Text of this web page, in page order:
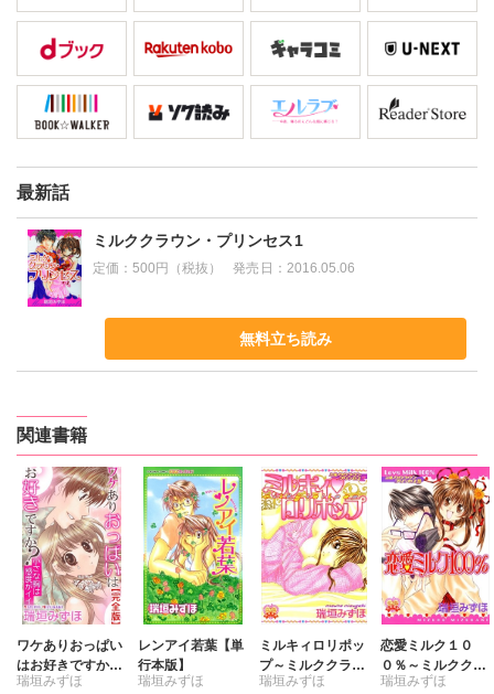
最新話
ミルククラウン・プリンセス1
定価：500円（税抜） 発売日： 2016.05.06
無料立ち読み
関連書籍
ワケありおっぱい
はお好きですか？
【完全版】
瑞垣みずほ
レンアイ若葉【単
行本版】
瑞垣みずほ
ミルキィロリポッ
プ～ミルククラウ
ン・プリンセス2
瑞垣みずほ
恋愛ミルク１０
０％～ミルククラ
ウン・プリンセス
瑞垣みずほ